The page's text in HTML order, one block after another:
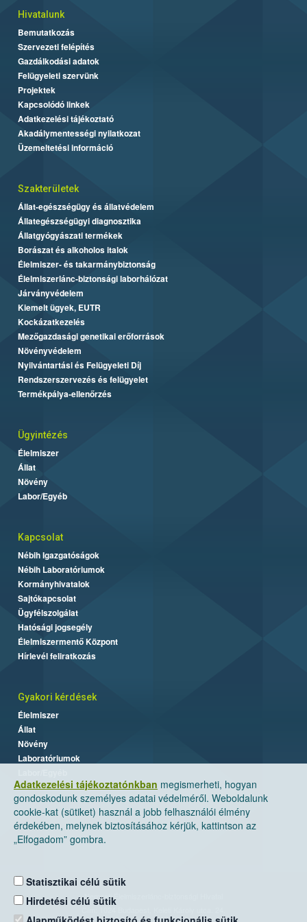
Adatkezelési tájékoztatónkban megismerheti, hogyan
gondoskodunk személyes adatai védelméről. Weboldalunk
cookie-kat (sütiket) használ a jobb felhasználói élmény
érdekében, melynek biztosításához kérjük, kattintson az
„Elfogadom” gombra.
Statisztikai célú sütik
Hirdetési célú sütik
Hivatalunk
Bemutatkozás
Szervezeti felépítés
Gazdálkodási adatok
Felügyeleti szervünk
Projektek
Kapcsolódó linkek
Adatkezelési tájékoztató
Akadálymentességi nyilatkozat
Üzemeltetési információ
Szakterületek
Állat-egészségügy és állatvédelem
Állategészségügyi diagnosztika
Állatgyógyászati termékek
Borászat és alkoholos italok
Élelmiszer- és takarmánybiztonság
Élelmiszerlánc-biztonsági laborhálózat
Járványvédelem
Kiemelt ügyek, EUTR
Kockázatkezelés
Mezőgazdasági genetikai erőforrások
Növényvédelem
Nyilvántartási és Felügyeleti Díj
Rendszerszervezés és felügyelet
Termékpálya-ellenőrzés
Ügyintézés
Élelmiszer
Állat
Növény
Labor/Egyéb
Kapcsolat
Nébih Igazgatóságok
Nébih Laboratóriumok
Kormányhivatalok
Sajtókapcsolat
Ügyfélszolgálat
Hatósági jogsegély
Élelmiszermentő Központ
Hírlevél feliratkozás
Gyakori kérdések
Élelmiszer
Állat
Növény
Laboratóriumok
Nemzeti Élelmiszerlánc-biztonsági Hivatal